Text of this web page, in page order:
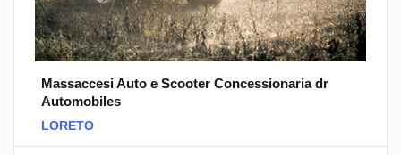
Massaccesi Auto e Scooter Concessionaria dr
Automobiles
LORETO